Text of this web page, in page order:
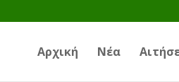
Αρχική Νέα